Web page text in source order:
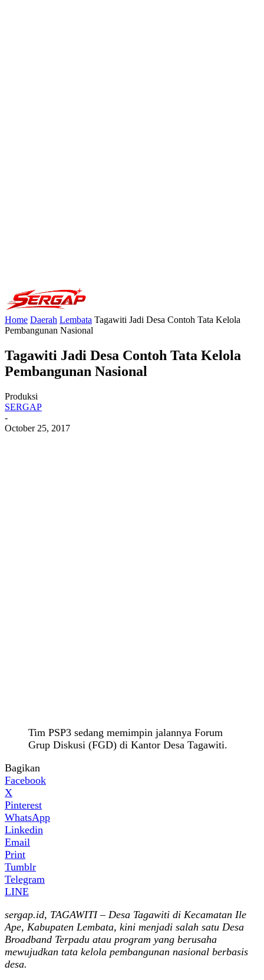
Home Daerah Lembata Tagawiti Jadi Desa Contoh Tata Kelola
Pembangunan Nasional
Tagawiti Jadi Desa Contoh Tata Kelola
Pembangunan Nasional
Produksi
SERGAP
-
October 25, 2017
Tim PSP3 sedang memimpin jalannya Forum
Grup Diskusi (FGD) di Kantor Desa Tagawiti.
Bagikan
Facebook
X
Pinterest
WhatsApp
Linkedin
Email
Print
Tumblr
Telegram
LINE
sergap.id, TAGAWITI – Desa Tagawiti di Kecamatan Ile
Ape, Kabupaten Lembata, kini menjadi salah satu Desa
Broadband Terpadu atau program yang berusaha
mewujudkan tata kelola pembangunan nasional berbasis
desa.